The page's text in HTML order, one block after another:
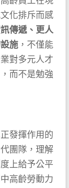
化排斥而感
傳遞、更人
施，不僅能
對多元人才
而不是勉強
發揮作用的
團隊，理解
上給予公平
高齡勞動力